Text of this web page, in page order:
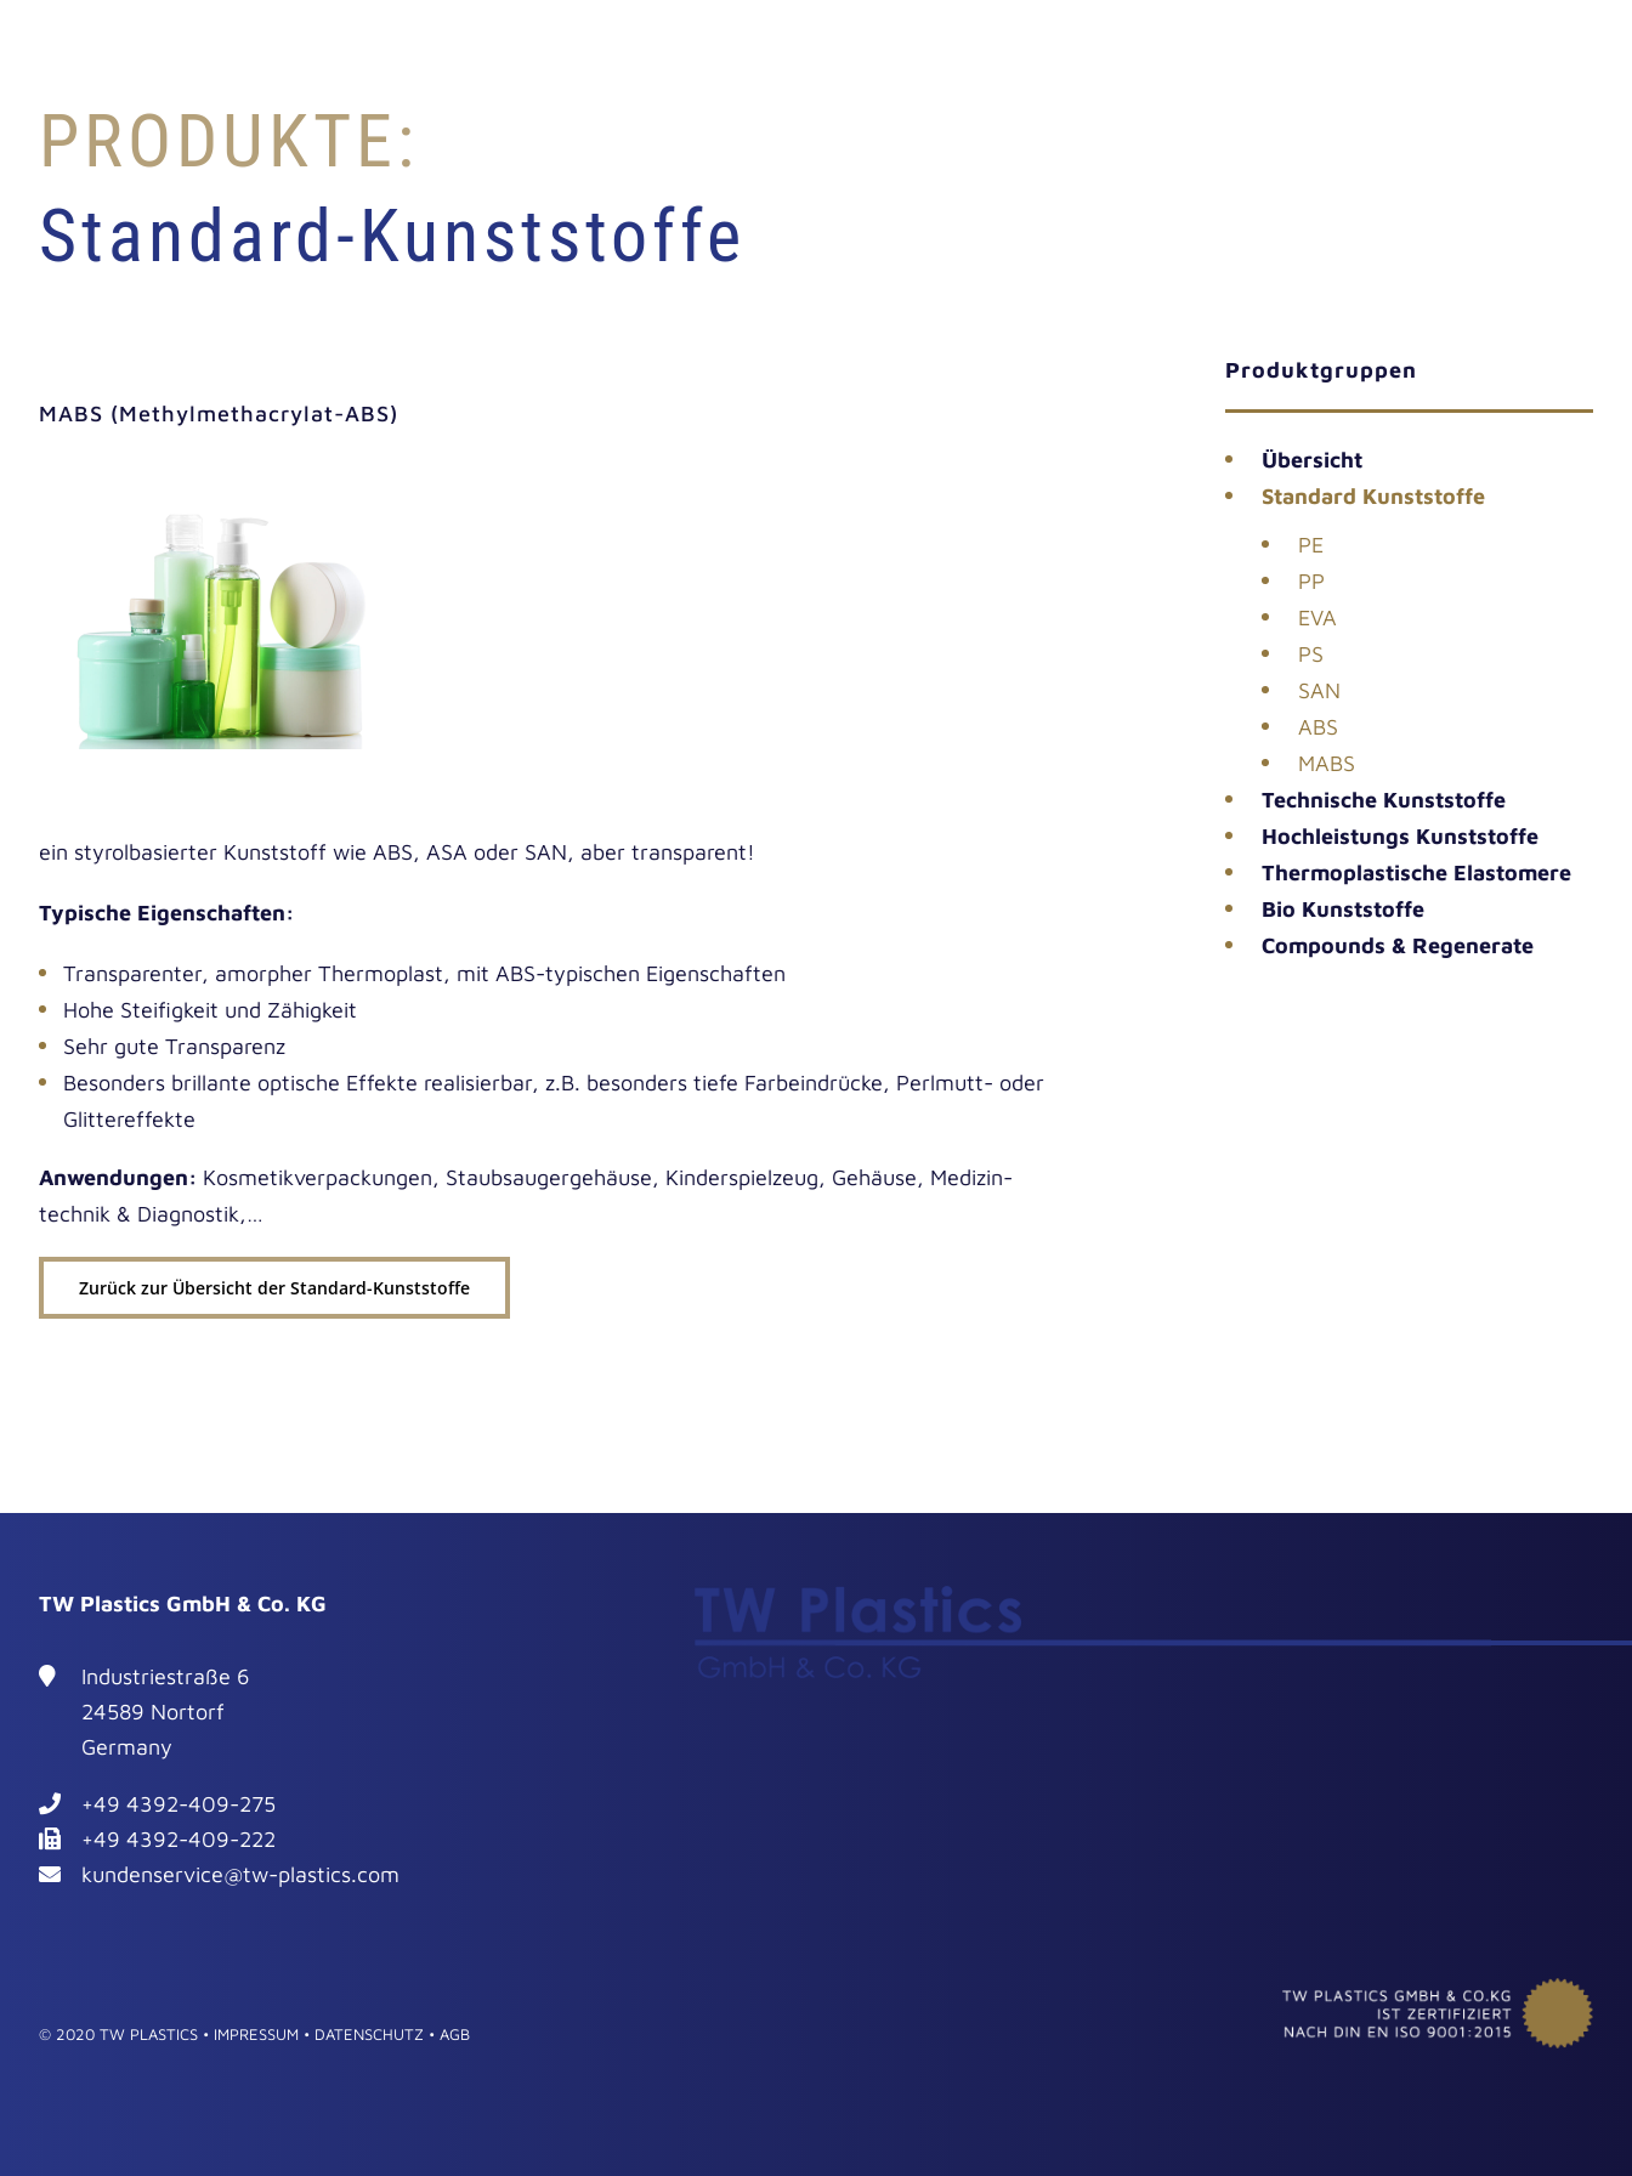
PRODUKTE:
Standard-Kunststoffe
MABS (Methyl­me­thacry­lat-ABS)
ein sty­rol­ba­sier­ter Kunst­stoff wie ABS, ASA oder SAN, aber transparent!
Typi­sche Eigenschaften:
Trans­pa­ren­ter, amor­pher Ther­mo­plast, mit ABS-typi­schen Eigenschaften
Hohe Stei­fig­keit und Zähigkeit
Sehr gute Transparenz
Beson­ders bril­lan­te opti­sche Effek­te rea­li­sier­bar, z.B. beson­ders tie­fe Farb­ein­drü­cke, Perl­mutt- oder
Glittereffekte
Anwen­dun­gen: Kos­me­tik­ver­pa­ckun­gen, Staub­sauger­ge­häu­se, Kin­der­spiel­zeug, Gehäu­se, Medi­zin­
tech­nik & Diagnostik,…
Zurück zur Über­sicht der Standard-Kunststoffe
Pro­dukt­grup­pen
Über­sicht
Stan­dard Kunststoffe
PE
PP
EVA
PS
SAN
ABS
MABS
Tech­ni­sche Kunststoffe
Hoch­leis­tungs Kunststoffe
Ther­mo­plas­ti­sche Elastomere
Bio Kunst­stof­fe
Com­pounds & Regenerate
TW Plastics GmbH & Co. KG
Industriestraße 6
24589 Nortorf
Germany
+49 4392-409-275
+49 4392-409-222
kundenservice@tw-plastics.com
© 2020 TW PLASTICS • IMPRESSUM • DATENSCHUTZ • AGB